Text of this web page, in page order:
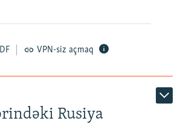
VPN-siz açmaq
Rusiya